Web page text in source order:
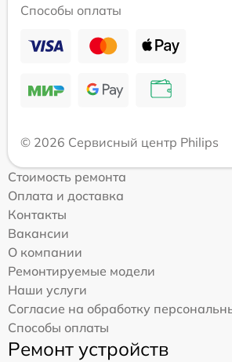
Способы оплаты
© 2026 Сервисный центр Philips
Стоимость ремонта
Оплата и доставка
Контакты
Вакансии
О компании
Ремонтируемые модели
Наши услуги
Согласие на обработку
Способы оплаты
Ремонт устройств